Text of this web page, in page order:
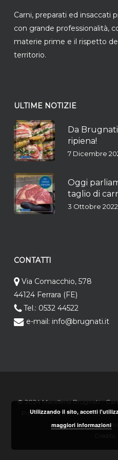
Carni, preparati ed insaccati
con grande professionalità,
materie prime e il rispetto
territorio.
ULTIME NOTIZIE
Da
ripiena!
7 Dicembre
Oggi
taglio di
3 Ottobre 2022
CONTATTI
Via Comacchio, 578
44124 Ferrara (FE)
Tel.: 0532 44522
e-mail: info@brugnati.it
© 2024 Macelleria Brugnati -
P.IVA 01424200382 RI
Utilizzando il sito, accetti
maggiori informazioni